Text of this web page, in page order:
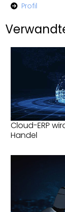
Profil
Cloud-ERP
Handel